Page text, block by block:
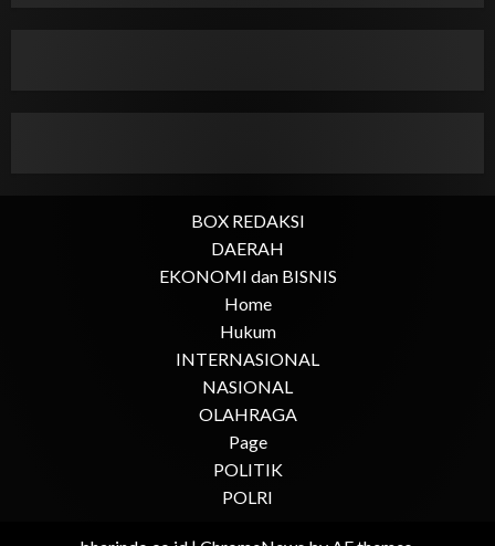
BOX REDAKSI
DAERAH
EKONOMI dan BISNIS
Home
Hukum
INTERNASIONAL
NASIONAL
OLAHRAGA
Page
POLITIK
POLRI